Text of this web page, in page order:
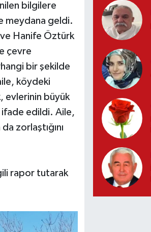
bilgilere
meydana geldi.
Hanife Öztürk
çevre
bir şekilde
köydeki
evlerinin büyük
ifade edildi. Aile,
zorlaştığını
rapor tutarak